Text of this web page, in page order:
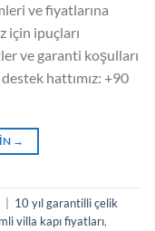
ve fiyatlarına
için ipuçları
ve garanti koşulları
hattımız: +90
→
10 yıl garantilli çelik
villa kapı fiyatları,